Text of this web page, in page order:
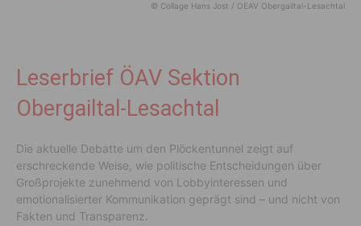
© Collage Hans Jost / OEAV Obergailtal-Lesachtal
Leserbrief ÖAV Sektion
Obergailtal-Lesachtal
Die aktuelle Debatte um den Plöckentunnel zeigt auf
erschreckende Weise, wie politische Entscheidungen über
Großprojekte zunehmend von Lobbyinteressen und
emotionalisierter Kommunikation geprägt sind – und nicht von
Fakten und Transparenz.